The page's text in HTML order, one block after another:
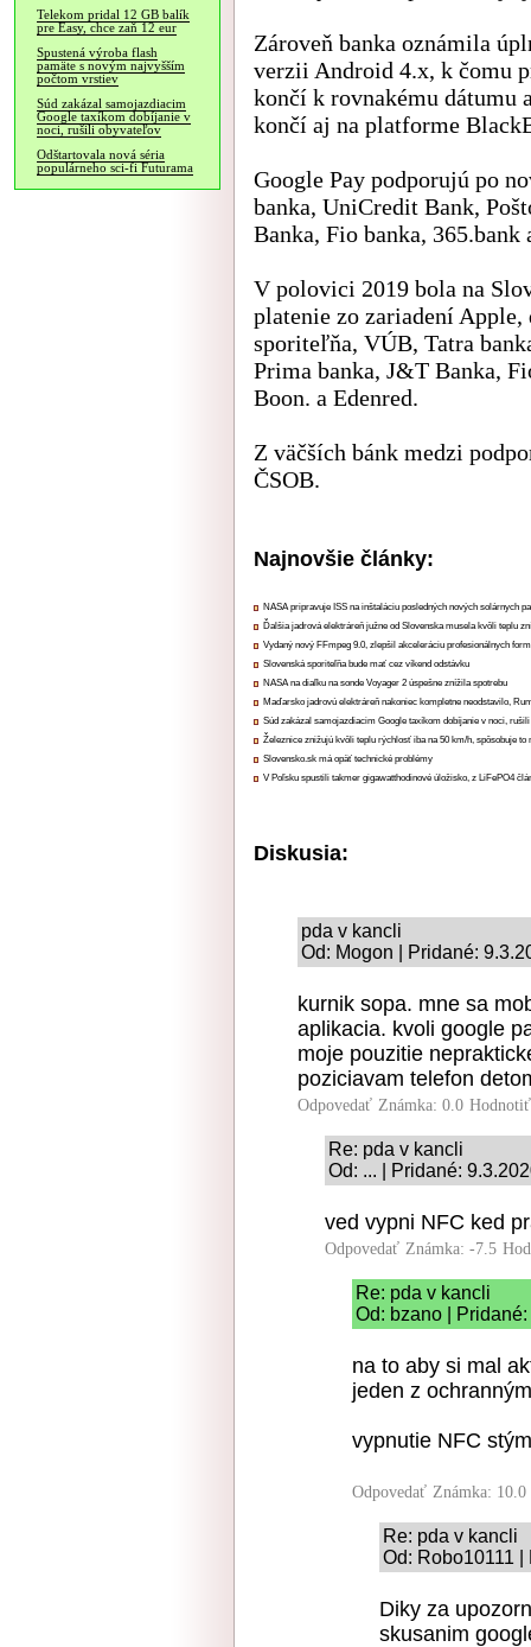
Telekom pridal 12 GB balík
pre Easy, chce zaň 12 eur
Spustená výroba flash
pamäte s novým najvyšším
počtom vrstiev
Súd zakázal samojazdiacim
Google taxíkom dobíjanie v
noci, rušili obyvateľov
Odštartovala nová séria
populárneho sci-fi Futurama
Zároveň banka oznámila
verzii Android 4.x, k čomu
končí k rovnakému dátumu
končí aj na platforme
Google Pay podporujú po
banka, UniCredit Bank,
Banka, Fio banka,
V polovici 2019 bola na
platenie zo zariadení Apple,
sporiteľňa, VÚB, Tatra
Prima banka, J&T Banka,
Boon. a Edenred.
Z väčších bánk medzi
ČSOB.
Najnovšie články:
NASA pripravuje ISS na inštaláciu posledných nových solárnych
Ďalšia jadrová elektráreň južne od Slovenska musela kvôli teplu
Vydaný nový FFmpeg 9.0, zlepšil akceleráciu profesionálnych
Slovenská sporiteľňa bude mať cez víkend odstávku
NASA na diaľku na sonde Voyager 2 úspešne znížila spotrebu
Maďarsko jadrovú elektráreň nakoniec kompletne neodstavilo,
Súd zakázal samojazdiacim Google taxíkom dobíjanie v noci,
Železnice znižujú kvôli teplu rýchlosť iba na 50 km/h, spôsobuje to
Slovensko.sk má opäť technické problémy
V Poľsku spustili takmer gigawatthodinové úložisko, z LiFePO4
Diskusia:
pda v kancli
Od: Mogon | Pridané:
kurnik sopa. mne sa
aplikacia. kvoli google
moje pouzitie
poziciavam telefon
Odpovedať Známka: 0.0
Re: pda v kancli
Od: ... | Pridané:
ved vypni NFC ked
Odpovedať Známka: -7.5
Re: pda v kancli
Od: bzano |
na to aby si mal
jeden z
vypnutie NFC
Odpovedať Známka: 10.0
Re: pda v kancli
Od: Robo10111
Diky za
skusanim